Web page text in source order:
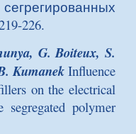
226.
G. Boiteux, S.
Kumanek Influence
on the electrical
polymer